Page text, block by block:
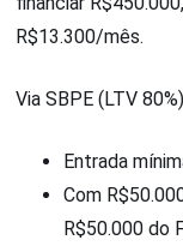
R$13.300/mês.
Via SBPE (LTV
Entrada
Com
R$50.000 do